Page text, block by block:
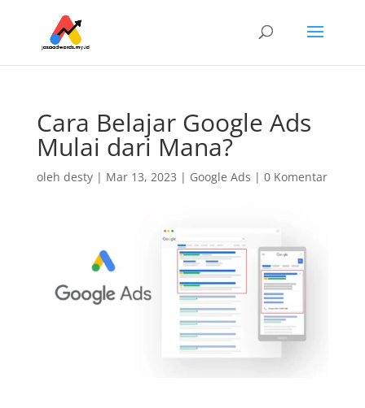
Cara Belajar Google Ads
Mulai dari Mana?
oleh desty| Mar 13, 2023 | Google Ads | 0 Komentar